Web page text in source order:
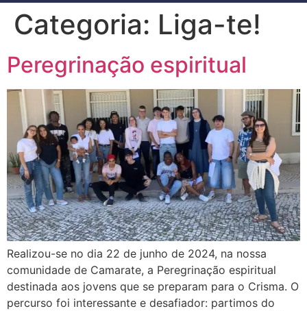
Categoria: Liga-te!
Peregrinação espiritual
Realizou-se no dia 22 de junho de 2024, na nossa
comunidade de Camarate, a Peregrinação espiritual
destinada aos jovens que se preparam para o Crisma. O
percurso foi interessante e desafiador: partimos do